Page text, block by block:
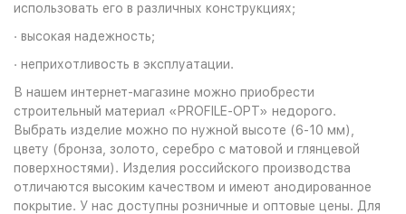
использовать его в различных конструкциях;
· высокая надежность;
· неприхотливость в эксплуатации.
В нашем интернет-магазине можно приобрести
строительный материал «PROFILE-OPT» недорого.
Выбрать изделие можно по нужной высоте (6-10 мм),
цвету (бронза, золото, серебро с матовой и глянцевой
поверхностями). Изделия российского производства
отличаются высоким качеством и имеют анодированное
покрытие. У нас доступны розничные и оптовые цены. Для